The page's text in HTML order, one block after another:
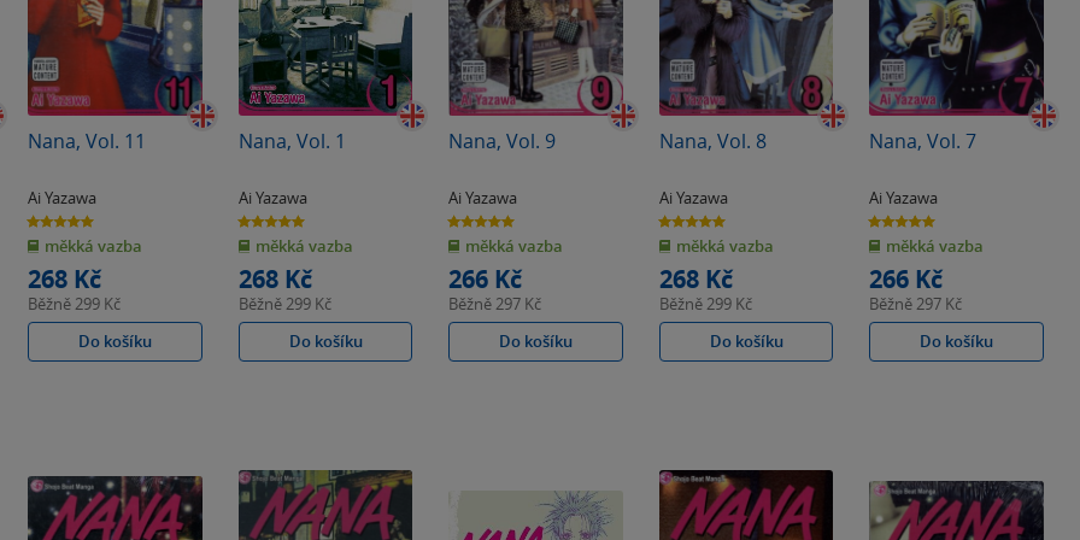
Nana, Vol. 11
Ai Yazawa
5.0
z
5
hvězdiček
měkká vazba
268 Kč
Běžně 299 Kč
Do košíku
Nana, Vol. 1
Ai Yazawa
5.0
z
5
hvězdiček
měkká vazba
268 Kč
Běžně 299 Kč
Do košíku
Nana, Vol. 9
Ai Yazawa
5.0
z
5
hvězdiček
měkká vazba
266 Kč
Běžně 297 Kč
Do košíku
Nana, Vol. 8
Ai Yazawa
5.0
z
5
hvězdiček
měkká vazba
268 Kč
Běžně 299 Kč
Do košíku
Nana, Vol. 7
Ai Yazawa
5.0
z
5
hvězdiček
měkká vazba
266 Kč
Běžně 297 Kč
Do košíku